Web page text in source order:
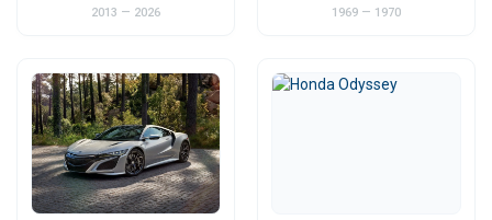
2013 — 2026 1969 — 1970